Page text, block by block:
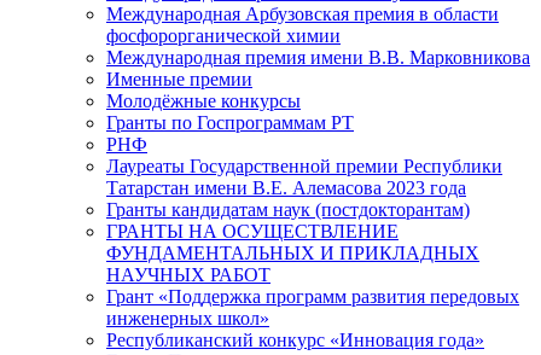
Международная Арбузовская премия в области
фосфорорганической химии
Международная премия имени В.В. Марковникова
Именные премии
Молодёжные конкурсы
Гранты по Госпрограммам РТ
РНФ
Лауреаты Государственной премии Республики
Татарстан имени В.Е. Алемасова 2023 года
Гранты кандидатам наук (постдокторантам)
ГРАНТЫ НА ОСУЩЕСТВЛЕНИЕ
ФУНДАМЕНТАЛЬНЫХ И ПРИКЛАДНЫХ
НАУЧНЫХ РАБОТ
Грант «Поддержка программ развития передовых
инженерных школ»
Республиканский конкурс «Инновация года»